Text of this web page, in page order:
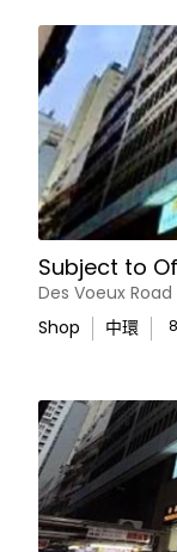
Subject to
Des Voeux
Shop
中環